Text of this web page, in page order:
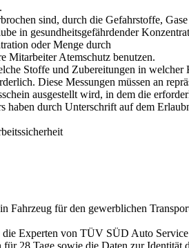
sind, durch die Gefahrstoffe,
in gesundheitsgefährdender
oder Menge durch
Mitarbeiter Atemschutz benutzen.
Stoffe und Zubereitungen in
Diese Messungen müssen an
ausgestellt wird, in dem die
haben durch Unterschrift auf dem
Fahrzeug für den gewerblichen
Experten von TÜV SÜD Auto
28 Tage sowie die Daten zur